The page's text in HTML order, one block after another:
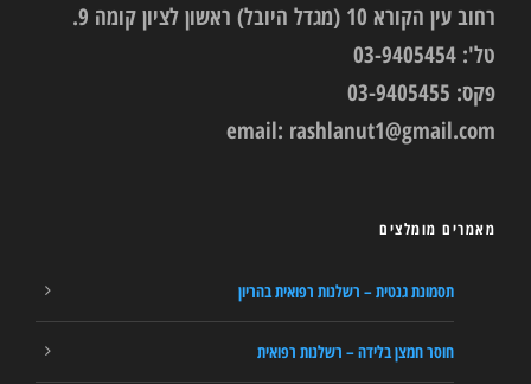
רחוב עין הקורא 10 (מגדל היובל) ראשון לציון קומה 9.
טל': 03-9405454
פקס: 03-9405455
email: rashlanut1@gmail.com
מאמרים מומלצים
תסמונת גנטית – רשלנות רפואית בהריון
חוסר חמצן בלידה – רשלנות רפואית